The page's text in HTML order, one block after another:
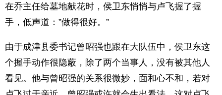
在乔主任给墓地献花时，侯卫东悄悄与卢飞握了握
手，低声道：”做得很好。”
由于成津县委书记曾昭强也跟在大队伍中，侯卫东这
个握手动作很隐蔽，除了两个当事人，没有被其他人
看见。他与曾昭强的关系很微妙，面和心不和，若对